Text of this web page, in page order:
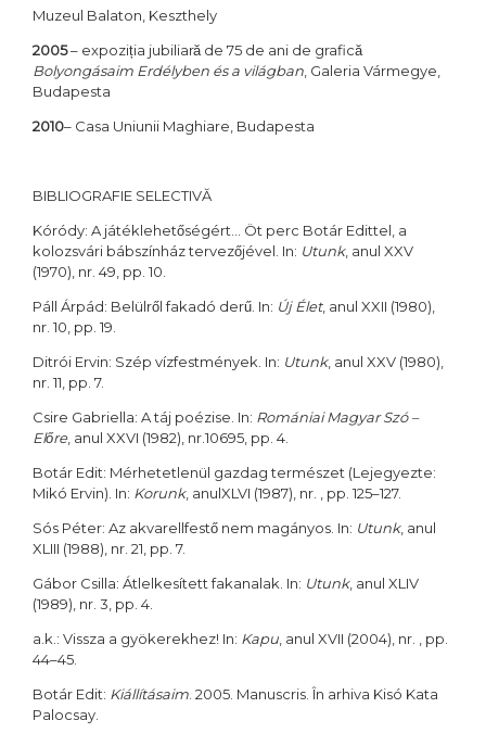
Muzeul Balaton, Keszthely
2005– expoziția jubiliară de 75 de ani de grafică
Bolyongásaim Erdélyben és a világban , Galeria Vármegye,
Budapesta
2010– Casa Uniunii Maghiare, Budapesta
BIBLIOGRAFIE SELECTIVĂ
Kóródy: A játéklehetőségért... Öt perc Botár Edittel, a
kolozsvári bábszínház tervezőjével. In: Utunk, anul XXV
(1970), nr. 49, pp. 10.
Páll Árpád: Belülről fakadó derű. In: Új Élet, anul XXII (1980),
nr. 10, pp. 19.
Ditrói Ervin: Szép vízfestmények. In: Utunk, anul XXV (1980),
nr. 11, pp. 7.
Csire Gabriella: A táj poézise. In: Romániai Magyar Szó –
Előre, anul XXVI (1982), nr.10695, pp. 4.
Botár Edit: Mérhetetlenül gazdag természet (Lejegyezte:
Mikó Ervin). In: Korunk, anulXLVI (1987), nr. , pp. 125–127.
Sós Péter: Az akvarellfestő nem magányos. In: Utunk, anul
XLIII (1988), nr. 21, pp. 7.
Gábor Csilla: Átlelkesített fakanalak. In: Utunk, anul XLIV
(1989), nr. 3, pp. 4.
a.k.: Vissza a gyökerekhez! In: Kapu , anul XVII (2004), nr. , pp.
44–45.
Botár Edit: Kiállításaim . 2005. Manuscris. În arhiva Kisó Kata
Palocsay.